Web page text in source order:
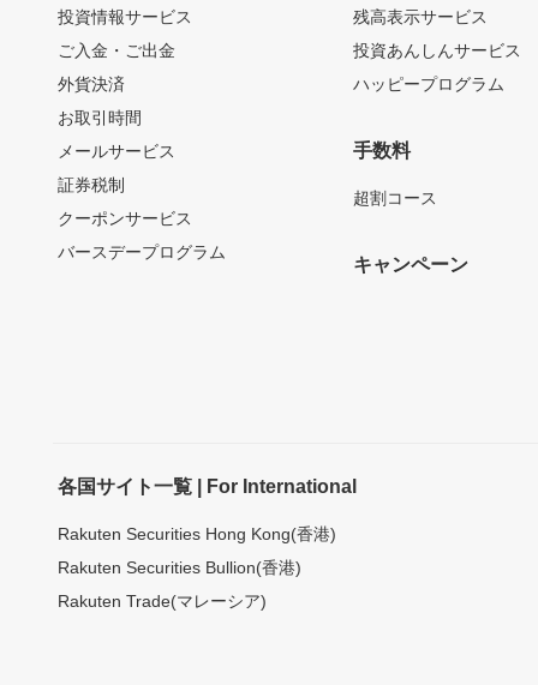
投資情報サービス
ご入金・ご出金
外貨決済
お取引時間
メールサービス
証券税制
クーポンサービス
バースデープログラム
残高表示サービス
投資あんしんサービス
ハッピープログラム
手数料
超割コース
キャンペーン
各国サイト一覧 | For International
Rakuten Securities Hong Kong(香港)
Rakuten Securities Bullion(香港)
Rakuten Trade(マレーシア)